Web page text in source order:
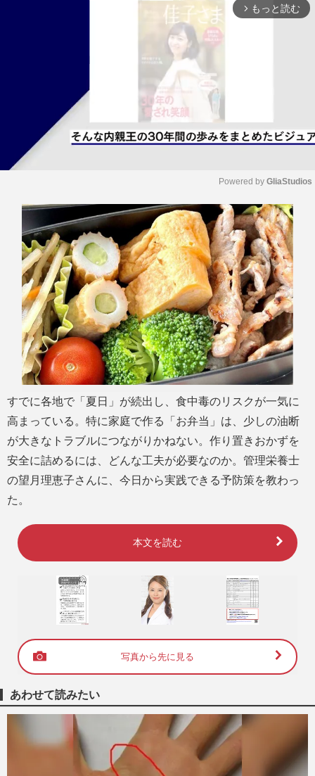
arrow_forward_ios もっと読む
M
u
t
e
Powered by GliaStudios
すでに各地で「夏日」が続出し、食中毒のリスクが一気に
高まっている。特に家庭で作る「お弁当」は、少しの油断
が大きなトラブルにつながりかねない。作り置きおかずを
安全に詰めるには、どんな工夫が必要なのか。管理栄養士
の望月理恵子さんに、今日から実践できる予防策を教わっ
た。
本文を読む
写真から先に見る
あわせて読みたい